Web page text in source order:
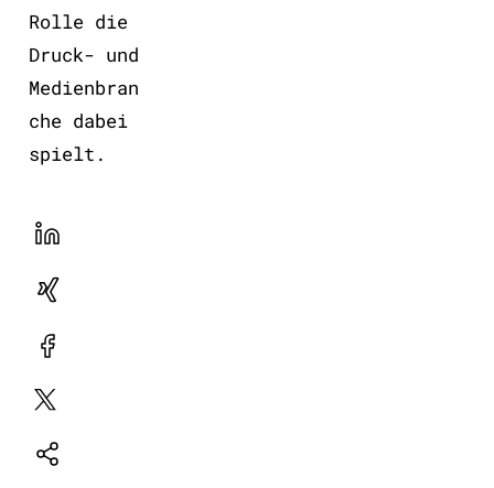
Rolle die
Druck- und
Medienbran
che dabei
spielt.
LinekdIn
Xing
Facebook
Plattform
Natives